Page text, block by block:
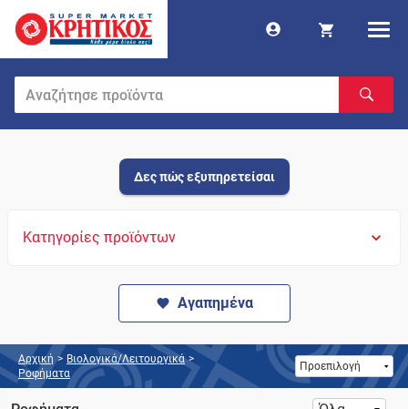
Δες πώς εξυπηρετείσαι
Κατηγορίες προϊόντων
Αγαπημένα
Αρχική > Βιολογικά/Λειτουργικά >
Ροφήματα